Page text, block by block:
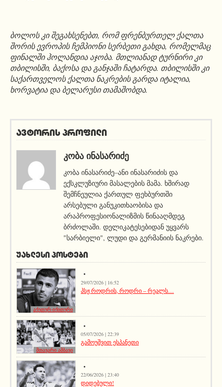
ბოლოს კი შეგახსენებთ, რომ ფრენბურთელ ქალთა
შორის ევროპის ჩემპიონი სერბეთი გახდა, რომელმაც
ფინალში ჰოლანდია აჯობა. მთლიანად ტურნირი კი
თბილისში, ბაქოსა და განჯაში ჩატარდა. თბილისში კი
საქართველოს ქალთა ნაკრების გარდა იტალია,
ხორვატია და ბელარუსი თამაშობდა.
ავტორის პროფილი
ᲙᲝᲑᲐ ᲘᲜᲐᲡᲐᲠᲘᲫᲔ
კობა ინასარიძე–ანი ინასარიძის და
ექსკლუზიური მასალების მამა. ხშირად
შემჩნეულია ქართულ ფეხბურთში
არსებული განუკითხაობისა და
არაპროფესიონალიზმის წინააღმდეგ
ბრძოლაში. დელიკატესებიდან უყვარს
"სარბიელი", ლუდი და გერმანიის ნაკრები.
ᲣᲐᲮᲚᲔᲡᲘ ᲞᲝᲡᲢᲔᲑᲘ
აქეთურ-იქითური
29/07/2026 | 16:52
პსჟ როდრის, როდრი – რეალს…
მთავარი ამბავი
05/07/2026 | 22:39
გამოუშვით ესპანეთი
22/06/2026 | 23:40
დიდებული!